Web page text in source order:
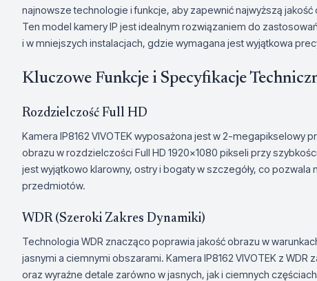
najnowsze technologie i funkcje, aby zapewnić najwyższą
Ten model kamery IP jest idealnym rozwiązaniem do
i w mniejszych instalacjach, gdzie wymagana jest wyjątkowa
Kluczowe Funkcje i Specyfikacje
Rozdzielczość Full HD
Kamera IP8162 VIVOTEK wyposażona jest w 2-megapikselowy
obrazu w rozdzielczości Full HD 1920x1080 pikseli przy
jest wyjątkowo klarowny, ostry i bogaty w szczegóły, co
przedmiotów.
WDR (Szeroki Zakres Dynamiki)
Technologia WDR znacząco poprawia jakość obrazu w
jasnymi a ciemnymi obszarami. Kamera IP8162 VIVOTEK z
oraz wyraźne detale zarówno w jasnych, jak i ciemnych